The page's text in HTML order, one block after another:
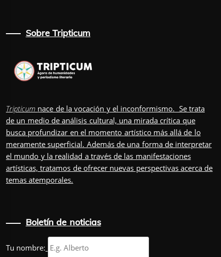
Sobre Tripticum
Tripticum nace de la vocación y el inconformismo. Se trata
de un medio de análisis cultural, una mirada crítica que
busca profundizar en el momento artístico más allá de lo
meramente superficial. Además de una forma de interpretar
el mundo y la realidad a través de las manifestaciones
artísticas, tratamos de ofrecer nuevas perspectivas acerca de
temas atemporales.
Boletín de noticias
Tu nombre: